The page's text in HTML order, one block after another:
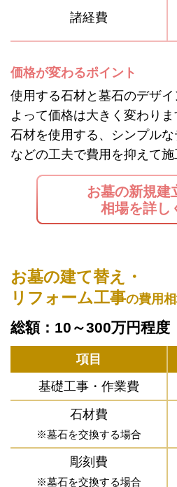
諸経費
価格が変わるポイント
使用する石材と墓石のデザ
よって価格は大きく変わり
石材を使用する、シンプル
などの工夫で費用を抑えて施
お墓の新規建
相場を詳し
お墓の建て替え・
リフォーム工事の費用
総額：10～300万円程度
項目
基礎工事・作業費
石材費
※墓石を交換する場合
彫刻費
※墓石を交換する場合